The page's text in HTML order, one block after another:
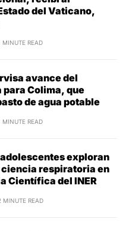
del Vaticano,
MINUTE READ
avance del
Colima, que
de agua potable
MINUTE READ
exploran
ciencia respiratoria en
Científica del INER
MINUTE READ